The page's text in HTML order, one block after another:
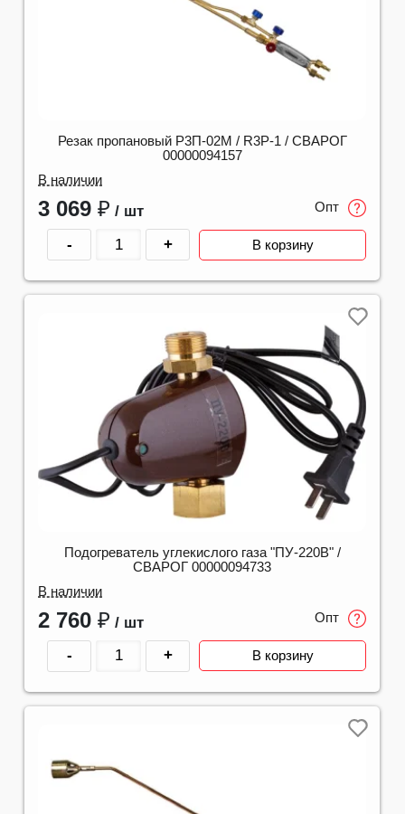
Резак пропановый Р3П-02М / R3P-1 / СВАРОГ
00000094157
В наличии
3 069 ₽ / шт Опт
- + В корзину
Подогреватель углекислого газа "ПУ-220В" /
СВАРОГ 00000094733
В наличии
2 760 ₽ / шт Опт
- + В корзину